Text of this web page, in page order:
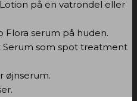
på en vatrondel eller
Flora serum på huden.
Serum som spot treatment
øjnserum.